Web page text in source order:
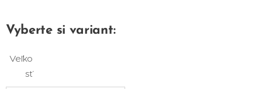
Vyberte si variant:
Veľko
sť